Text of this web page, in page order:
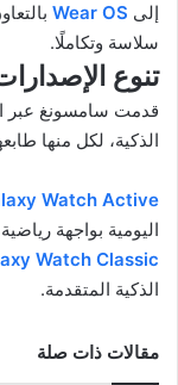
إلى Wear OS
سلاسة وتكاملًا.
تنوع
قدمت سامسونغ عبر
الذكية، لكل منها
Watch Active
اليومية بواجهة
Watch Classic
الذكية المتقدمة.
مقالات ذات صلة